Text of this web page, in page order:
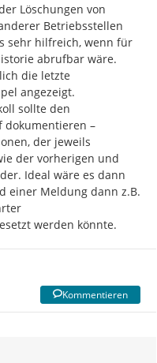
Löschungen von
Betriebsstellen
sehr hilfreich, wenn für
abrufbar wäre.
die letzte
angezeigt.
sollte den
dokumentieren –
der jeweils
der vorherigen und
Ideal wäre es dann
einer Meldung dann z.B.
werden könnte.
Kommentieren